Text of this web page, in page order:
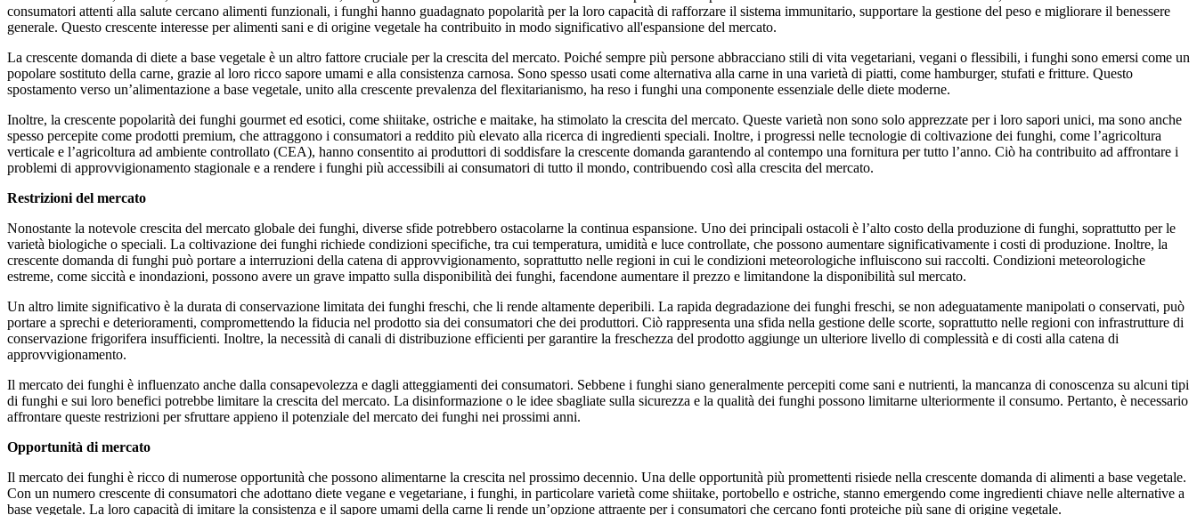
consumatori attenti alla salute cercano alimenti funzionali, i funghi hanno guadagnato popolarità per la loro capacità di rafforzare il sistema immunitario, supportare la gestione del peso e migliorare il benessere
generale. Questo crescente interesse per alimenti sani e di origine vegetale ha contribuito in modo significativo all'espansione del mercato.
La crescente domanda di diete a base vegetale è un altro fattore cruciale per la crescita del mercato. Poiché sempre più persone abbracciano stili di vita vegetariani, vegani o flessibili, i funghi sono emersi come un
popolare sostituto della carne, grazie al loro ricco sapore umami e alla consistenza carnosa. Sono spesso usati come alternativa alla carne in una varietà di piatti, come hamburger, stufati e fritture. Questo
spostamento verso un’alimentazione a base vegetale, unito alla crescente prevalenza del flexitarianismo, ha reso i funghi una componente essenziale delle diete moderne.
Inoltre, la crescente popolarità dei funghi gourmet ed esotici, come shiitake, ostriche e maitake, ha stimolato la crescita del mercato. Queste varietà non sono solo apprezzate per i loro sapori unici, ma sono anche
spesso percepite come prodotti premium, che attraggono i consumatori a reddito più elevato alla ricerca di ingredienti speciali. Inoltre, i progressi nelle tecnologie di coltivazione dei funghi, come l’agricoltura
verticale e l’agricoltura ad ambiente controllato (CEA), hanno consentito ai produttori di soddisfare la crescente domanda garantendo al contempo una fornitura per tutto l’anno. Ciò ha contribuito ad affrontare i
problemi di approvvigionamento stagionale e a rendere i funghi più accessibili ai consumatori di tutto il mondo, contribuendo così alla crescita del mercato.
Restrizioni del mercato
Nonostante la notevole crescita del mercato globale dei funghi, diverse sfide potrebbero ostacolarne la continua espansione. Uno dei principali ostacoli è l’alto costo della produzione di funghi, soprattutto per le
varietà biologiche o speciali. La coltivazione dei funghi richiede condizioni specifiche, tra cui temperatura, umidità e luce controllate, che possono aumentare significativamente i costi di produzione. Inoltre, la
crescente domanda di funghi può portare a interruzioni della catena di approvvigionamento, soprattutto nelle regioni in cui le condizioni meteorologiche influiscono sui raccolti. Condizioni meteorologiche
estreme, come siccità e inondazioni, possono avere un grave impatto sulla disponibilità dei funghi, facendone aumentare il prezzo e limitandone la disponibilità sul mercato.
Un altro limite significativo è la durata di conservazione limitata dei funghi freschi, che li rende altamente deperibili. La rapida degradazione dei funghi freschi, se non adeguatamente manipolati o conservati, può
portare a sprechi e deterioramenti, compromettendo la fiducia nel prodotto sia dei consumatori che dei produttori. Ciò rappresenta una sfida nella gestione delle scorte, soprattutto nelle regioni con infrastrutture di
conservazione frigorifera insufficienti. Inoltre, la necessità di canali di distribuzione efficienti per garantire la freschezza del prodotto aggiunge un ulteriore livello di complessità e di costi alla catena di
approvvigionamento.
Il mercato dei funghi è influenzato anche dalla consapevolezza e dagli atteggiamenti dei consumatori. Sebbene i funghi siano generalmente percepiti come sani e nutrienti, la mancanza di conoscenza su alcuni tipi
di funghi e sui loro benefici potrebbe limitare la crescita del mercato. La disinformazione o le idee sbagliate sulla sicurezza e la qualità dei funghi possono limitarne ulteriormente il consumo. Pertanto, è necessario
affrontare queste restrizioni per sfruttare appieno il potenziale del mercato dei funghi nei prossimi anni.
Opportunità di mercato
Il mercato dei funghi è ricco di numerose opportunità che possono alimentarne la crescita nel prossimo decennio. Una delle opportunità più promettenti risiede nella crescente domanda di alimenti a base vegetale.
Con un numero crescente di consumatori che adottano diete vegane e vegetariane, i funghi, in particolare varietà come shiitake, portobello e ostriche, stanno emergendo come ingredienti chiave nelle alternative a
base vegetale. La loro capacità di imitare la consistenza e il sapore umami della carne li rende un’opzione attraente per i consumatori che cercano fonti proteiche più sane di origine vegetale.